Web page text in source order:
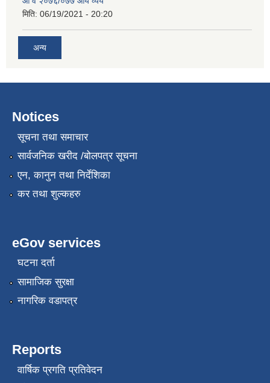
मिति: 06/19/2021 - 20:20
अन्य
Notices
सूचना तथा समाचार
सार्वजनिक खरीद /बोलपत्र सूचना
एन, कानुन तथा निर्देशिका
कर तथा शुल्कहरु
eGov services
घटना दर्ता
सामाजिक सुरक्षा
नागरिक वडापत्र
Reports
वार्षिक प्रगति प्रतिवेदन